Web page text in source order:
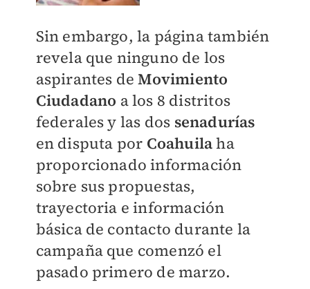
Sin embargo, la página también
revela que ninguno de los
aspirantes deMovimiento
Ciudadano a los 8 distritos
federales y las dos senadurías
en disputa por Coahuilaha
proporcionado información
sobre sus propuestas,
trayectoria e información
básica de contacto durante la
campaña que comenzó el
pasado primero de marzo.